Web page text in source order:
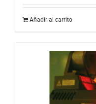
Añadir al carrito